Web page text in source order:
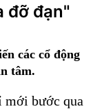
đỡ đạn"
các cổ động
tâm.
mới bước qua